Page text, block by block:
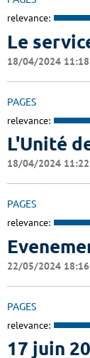
relevance:
Le
18/04/2024 11:18
PAGES
relevance:
L'Unité
18/04/2024 11:22
PAGES
relevance:
22/05/2024 18:16
PAGES
relevance:
17 juin